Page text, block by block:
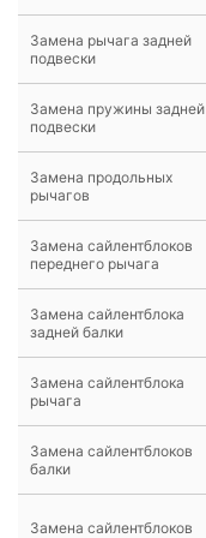
Замена рычага задней
подвески
Замена пружины задней
подвески
Замена продольных
рычагов
Замена сайлентблоков
переднего рычага
Замена сайлентблока
задней балки
Замена сайлентблока
рычага
Замена сайлентблоков
балки
Замена сайлентблоков